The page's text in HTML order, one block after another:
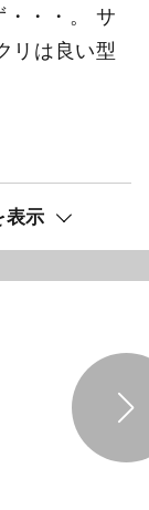
・・・。 サ
リは良い型
表示